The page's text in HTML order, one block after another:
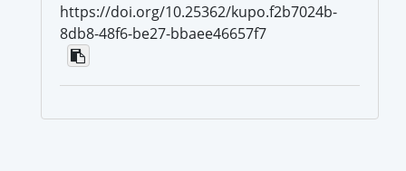
https://doi.org/10.25362/kupo.f2b7024b-
8db8-48f6-be27-bbaee46657f7